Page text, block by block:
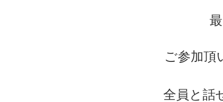
ご参加頂
全員と話